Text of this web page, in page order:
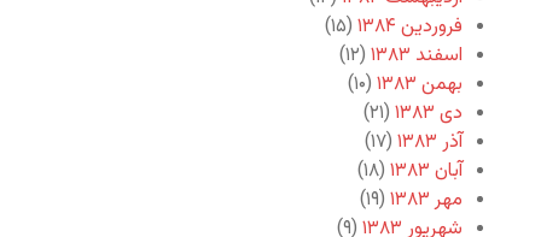
فروردین ۱۳۸۴
(۱۵)
اسفند ۱۳۸۳
(۱۲)
بهمن ۱۳۸۳
(۱۰)
دی ۱۳۸۳
(۲۱)
آذر ۱۳۸۳
(۱۷)
آبان ۱۳۸۳
(۱۸)
مهر ۱۳۸۳
(۱۹)
شهریور ۱۳۸۳
(۹)